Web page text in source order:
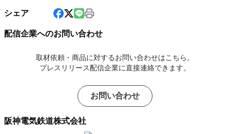
シェア
配信企業へのお問い合わせ
取材依頼・商品に対するお問い合わせはこちら。
プレスリリース配信企業に直接連絡できます。
お問い合わせ
阪神電気鉄道株式会社